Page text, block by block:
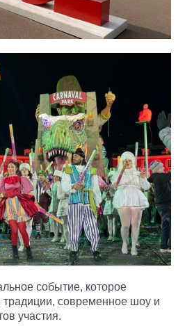
событие, которое
традиции, современное шоу и
участия.